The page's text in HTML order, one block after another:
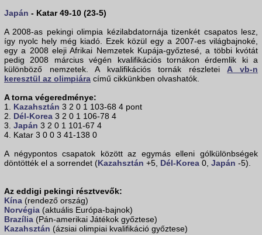
Japán - Katar 49-10 (23-5)
A 2008-as pekingi olimpia kézilabdatornája tizenkét csapatos lesz,
így nyolc hely még kiadó. Ezek közül egy a 2007-es világbajnoké,
egy a 2008 eleji Afrikai Nemzetek Kupája-győztesé, a többi kvótát
pedig 2008 március végén kvalifikációs tornákon érdemlik ki a
különböző nemzetek. A kvalifikációs tornák részleteiA vb-n
keresztül az olimpiára című cikkünkben olvashatók.
A torna végeredménye:
1. Kazahsztán 3 2 0 1 103-68 4 pont
2. Dél-Korea 3 2 0 1 106-78 4
3. Japán 3 2 0 1 101-67 4
4. Katar 3 0 0 3 41-138 0
A négypontos csapatok között az egymás elleni gólkülönbségek
döntötték el a sorrendet (Kazahsztán +5, Dél-Korea 0, Japán -5).
Az eddigi pekingi résztvevők:
Kína (rendező ország)
Norvégia (aktuális Európa-bajnok)
Brazília (Pán-amerikai Játékok győztese)
Kazahsztán (ázsiai olimpiai kvalifikáció győztese)